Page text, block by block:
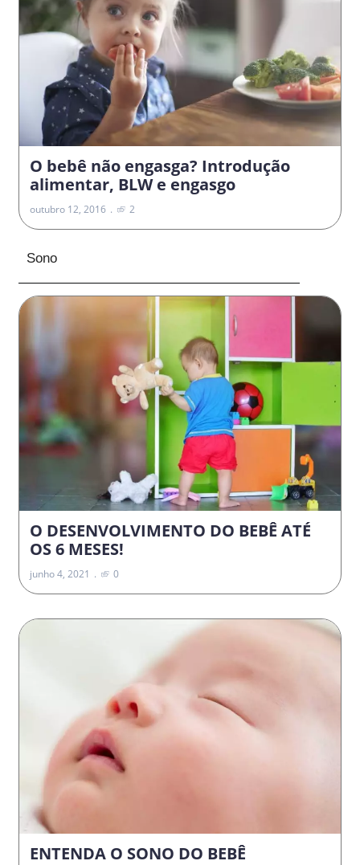
O bebê não engasga? Introdução
alimentar, BLW e engasgo
outubro 12, 2016 2
Sono
O DESENVOLVIMENTO DO BEBÊ ATÉ
OS 6 MESES!
junho 4, 2021 0
ENTENDA O SONO DO BEBÊ